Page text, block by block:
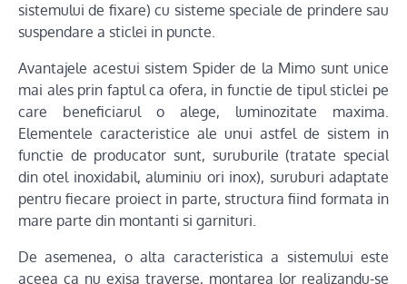
sistemului de fixare) cu sisteme speciale de prindere sau
suspendare a sticlei in puncte.
Avantajele acestui sistem Spider de la Mimo sunt unice
mai ales prin faptul ca ofera, in functie de tipul sticlei pe
care beneficiarul o alege, luminozitate maxima.
Elementele caracteristice ale unui astfel de sistem in
functie de producator sunt, suruburile (tratate special
din otel inoxidabil, aluminiu ori inox), suruburi adaptate
pentru fiecare proiect in parte, structura fiind formata in
mare parte din montanti si garnituri.
De asemenea, o alta caracteristica a sistemului este
aceea ca nu exisa traverse, montarea lor realizandu-se